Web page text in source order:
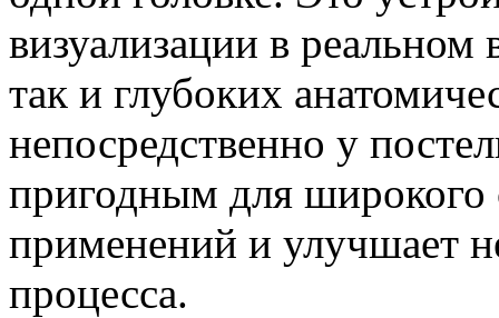
визуализации в
так и глубоких
непосредственно у
пригодным для широкого
применений и улучшает
процесса.